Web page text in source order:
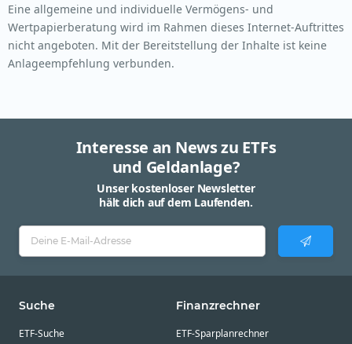
Eine allgemeine und individuelle Vermögens- und
Wertpapierberatung wird im Rahmen dieses Internet-Auftrittes
nicht angeboten. Mit der Bereitstellung der Inhalte ist keine
Anlageempfehlung verbunden.
Interesse an News zu ETFs
und Geldanlage?
Unser kostenloser Newsletter
hält dich auf dem Laufenden.
Suche
ETF-Suche
Finanzrechner
ETF-Sparplanrechner